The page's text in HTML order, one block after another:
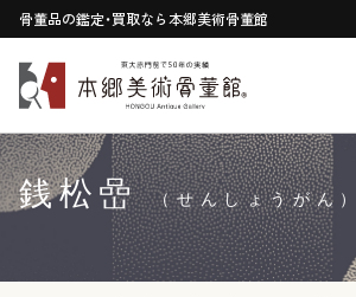
骨董品の鑑定・買取なら本郷美術骨董館
銭松嵒 （せんしょうがん）